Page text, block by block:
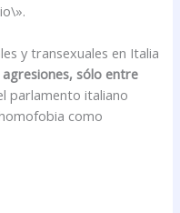
y transexuales en Italia
sólo entre
parlamento italiano
como